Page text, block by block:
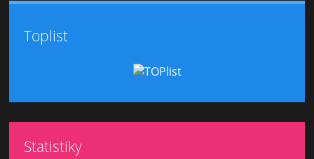
Toplist
Statistiky